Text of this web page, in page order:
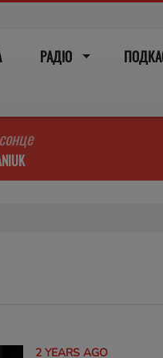
РАДІО
2 YEARS AGO